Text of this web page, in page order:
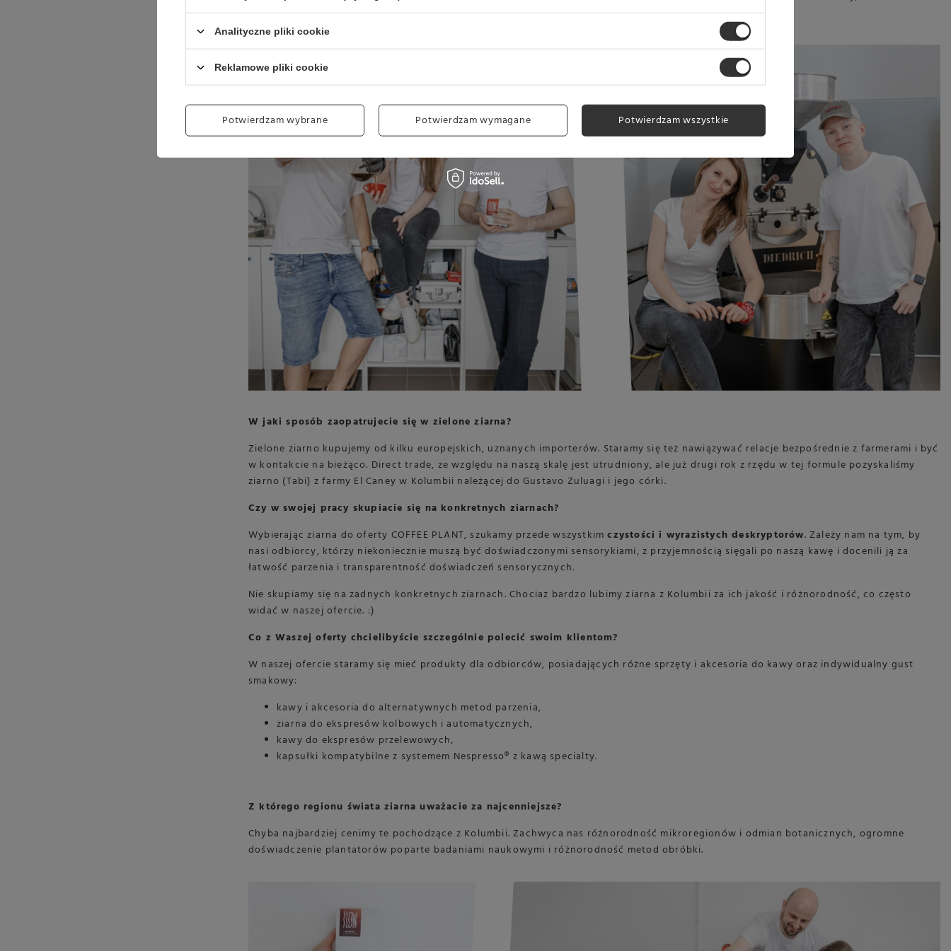
W jaki sposób zaopatrujecie się w zielone ziarna?
Zielone ziarno kupujemy od kilku europejskich, uznanych importerów. Staramy się też nawiązywać relacje bezpośrednie z farmerami i być
w kontakcie na bieżąco. Direct trade, ze względu na naszą skalę jest utrudniony, ale już drugi rok z rzędu w tej formule pozyskaliśmy
ziarno (Tabi) z farmy El Caney w Kolumbii należącej do Gustavo Zuluagi i jego córki.
Czy w swojej pracy skupiacie się na konkretnych ziarnach?
Wybierając ziarna do oferty COFFEE PLANT, szukamy przede wszystkimczystości i wyrazistych deskryptorów. Zależy nam na tym, by
nasi odbiorcy, którzy niekoniecznie muszą być doświadczonymi sensorykiami, z przyjemnością sięgali po naszą kawę i docenili ją za
łatwość parzenia i transparentność doświadczeń sensorycznych.
Nie skupiamy się na żadnych konkretnych ziarnach. Chociaż bardzo lubimy ziarna z Kolumbii za ich jakość i różnorodność, co często
widać w naszej ofercie. :)
Co z Waszej oferty chcielibyście szczególnie polecić swoim klientom?
W naszej ofercie staramy się mieć produkty dla odbiorców, posiadających różne sprzęty i akcesoria do kawy oraz indywidualny gust
smakowy:
kawy i akcesoria do alternatywnych metod parzenia,
ziarna do ekspresów kolbowych i automatycznych,
kawy do ekspresów przelewowych,
kapsułki kompatybilne z systemem Nespresso® z kawą specialty.
Z którego regionu świata ziarna uważacie za najcenniejsze?
Chyba najbardziej cenimy te pochodzące z Kolumbii. Zachwyca nas różnorodność mikroregionów i odmian botanicznych, ogromne
doświadczenie plantatorów poparte badaniami naukowymi i różnorodność metod obróbki.
Analityczne pliki cookie
Reklamowe pliki cookie
Potwierdzam wybrane Potwierdzam wymagane Potwierdzam wszystkie